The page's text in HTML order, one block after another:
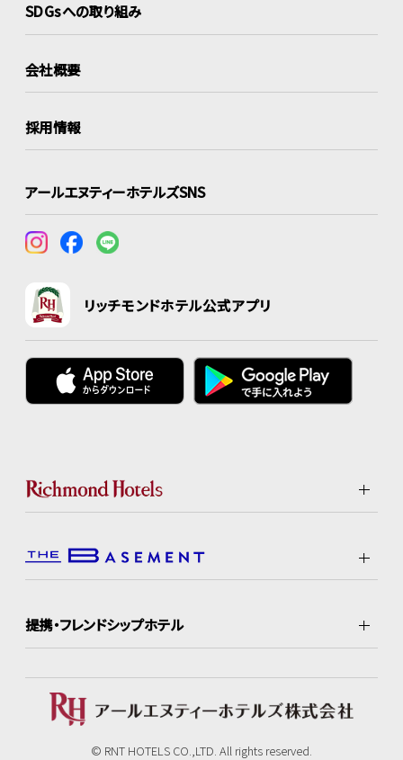
SDGsへの取り組み
会社概要
採用情報
アールエヌティーホテルズSNS
リッチモンドホテル公式アプリ
提携・フレンドシップホテル
© RNT HOTELS CO.,LTD. All rights reserved.